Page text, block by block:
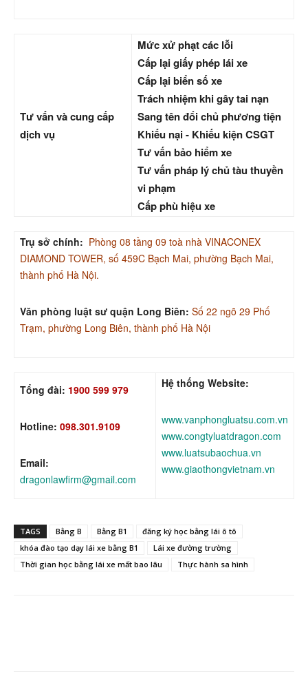
Tư vấn và cung cấp
dịch vụ
Mức xử phạt các lỗi
Cấp lại giấy phép lái xe
Cấp lại biển số xe
Trách nhiệm khi gây tai nạn
Sang tên đổi chủ phương tiện
Khiếu nại - Khiếu kiện CSGT
Tư vấn bảo hiểm xe
Tư vấn pháp lý chủ tàu thuyền
vi phạm
Cấp phù hiệu xe
Trụ sở chính: Phòng 08 tầng 09 toà nhà VINACONEX
DIAMOND TOWER, số 459C Bạch Mai, phường Bạch Mai,
thành phố Hà Nội.
Văn phòng luật sư quận Long Biên: Số 22 ngõ 29 Phố
Trạm, phường Long Biên, thành phố Hà Nội
Tổng đài: 1900 599 979
Hotline: 098.301.9109
Email:
dragonlawfirm@gmail.com
Hệ thống Website:
www.vanphongluatsu.com.vn
www.congtyluatdragon.com
www.luatsubaochua.vn
www.giaothongvietnam.vn
TAGS Bằng B Bằng B1
đăng ký học bằng lái ô tô
khóa đào tạo dạy lái xe bằng B1
Lái xe đường trường
Thời gian học bằng lái xe mất bao lâu
Thực hành sa hình